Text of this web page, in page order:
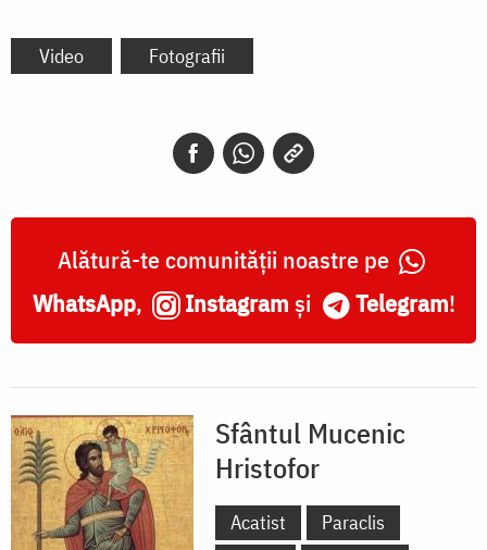
Video Fotografii
Alătură-te comunității noastre pe
WhatsApp, Instagram și Telegram!
Sfântul Mucenic
Hristofor
Acatist
Paraclis